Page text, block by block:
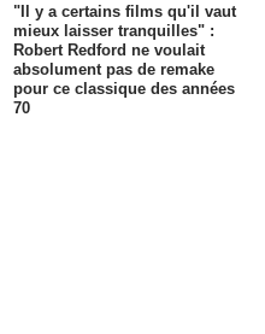
"Il y a certains films qu'il vaut
mieux laisser tranquilles" :
Robert Redford ne voulait
absolument pas de remake
pour ce classique des années
70